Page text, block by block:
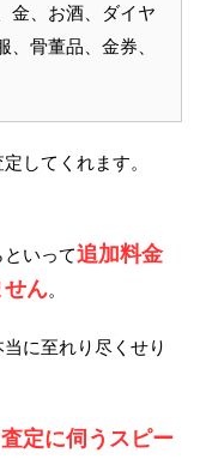
金、お酒、ダイヤ
骨董品、金券、
してくれます。
いって追加料金
ん。
に至れり尽くせり
査定に伺うスピー